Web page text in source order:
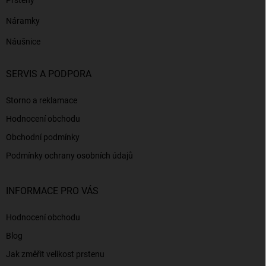
Náramky
Náušnice
SERVIS A PODPORA
Storno a reklamace
Hodnocení obchodu
Obchodní podmínky
Podmínky ochrany osobních údajů
INFORMACE PRO VÁS
Hodnocení obchodu
Blog
Jak změřit velikost prstenu